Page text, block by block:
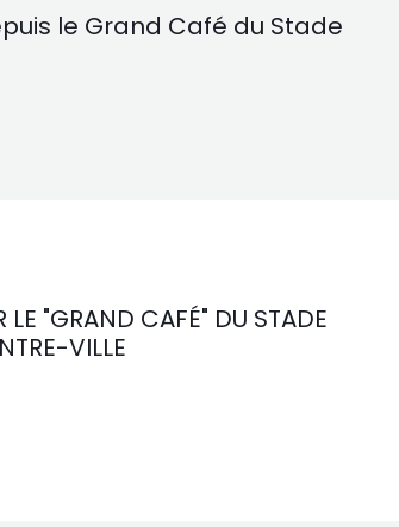
le Grand Café du Stade
"GRAND CAFÉ" DU STADE
VILLE